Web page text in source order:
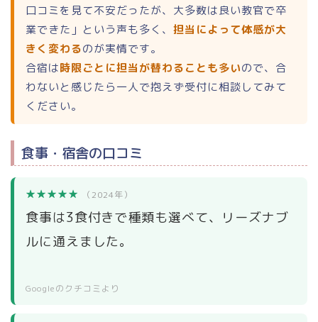
口コミを見て不安だったが、大多数は良い教官で卒
業できた」という声も多く、 担当によって体感が大
きく変わるのが実情です。
合宿は時限ごとに担当が替わることも多いので、合
わないと感じたら一人で抱えず受付に相談してみて
ください。
食事・宿舎の口コミ
★★★★★ （2024年）
食事は3食付きで種類も選べて、リーズナブ
ルに通えました。
Googleのクチコミより